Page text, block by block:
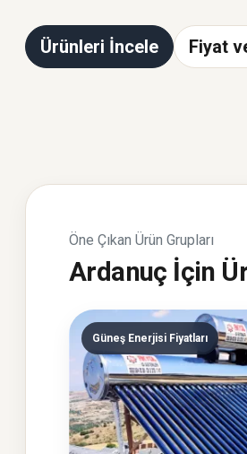
Ürünleri İncele Fiyat
Öne Çıkan Ürün Grupları
Ardanuç İçin
Güneş Enerjisi Fiyatları